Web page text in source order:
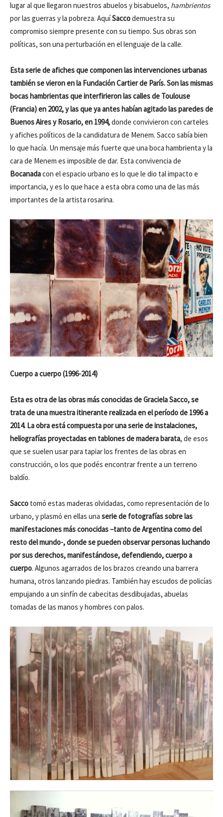
lugar al que llegaron nuestros abuelos y bisabuelos, hambrientos
por las guerras y la pobreza. AquíSaccodemuestra su
compromiso siempre presente con su tiempo. Sus obras son
políticas, son una perturbación en el lenguaje de la calle.
Esta serie de afiches que componen las intervenciones urbanas
también se vieron en la Fundación Cartier de París. Son las mismas
bocas hambrientas que interfirieron las calles de Toulouse
(Francia) en 2002, y las que ya antes habían agitado las paredes de
Buenos Aires y Rosario, en 1994,donde convivieron con carteles
y afiches políticos de la candidatura de Menem. Sacco sabía bien
lo que hacía. Un mensaje más fuerte que una boca hambrienta y la
cara de Menem es imposible de dar. Esta convivencia de
Bocanadacon el espacio urbano es lo que le dio tal impacto e
importancia, y es lo que hace a esta obra como una de las más
importantes de la artista rosarina.
Cuerpo a cuerpo (1996-2014)
Esta es otra de las obras más conocidas de Graciela Sacco, se
trata de una muestra itinerante realizada en el período de 1996 a
2014. La obra está compuesta por una serie de instalaciones,
heliografías proyectadas en tablones de madera barata, de esos
que se suelen usar para tapiar los frentes de las obras en
construcción, o los que podés encontrar frente a un terreno
baldío.
Sacco tomó estas maderas olvidadas, como representación de lo
urbano, y plasmó en ellas una serie de fotografías sobre las
manifestaciones más conocidas –tanto de Argentina como del
resto del mundo-, donde se pueden observar personas luchando
por sus derechos, manifestándose, defendiendo, cuerpo a
cuerpo. Algunos agarrados de los brazos creando una barrera
humana, otros lanzando piedras. También hay escudos de policías
empujando a un sinfín de cabecitas desdibujadas, abuelas
tomadas de las manos y hombres con palos.